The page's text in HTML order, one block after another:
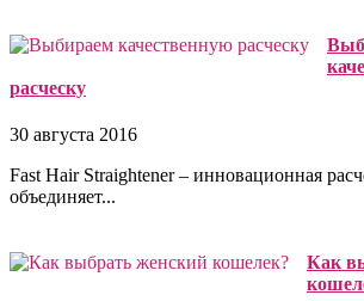
расческу
30 августа 2016
Fast Hair Straightener – инновационная
объединяет...
Как